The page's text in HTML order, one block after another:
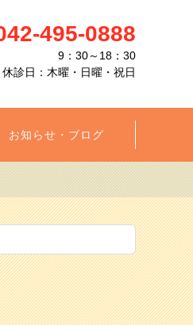
495-0888
9：30～18：30
休診日：木曜・日曜・祝日
お知らせ・ブログ